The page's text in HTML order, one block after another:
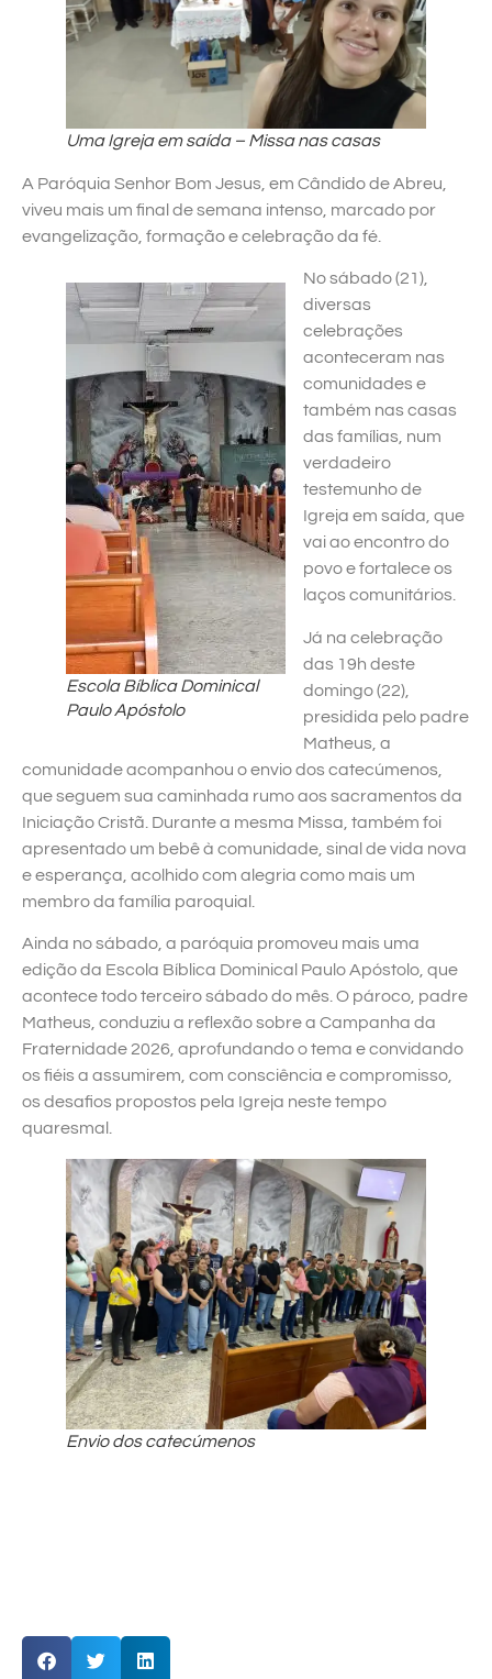
Uma Igreja em saída – Missa nas casas
A Paróquia Senhor Bom Jesus, em Cândido de Abreu,
viveu mais um final de semana intenso, marcado por
evangelização, formação e celebração da fé.
Escola Bíblica Dominical
Paulo Apóstolo
No sábado (21),
diversas
celebrações
aconteceram nas
comunidades e
também nas casas
das famílias, num
verdadeiro
testemunho de
Igreja em saída, que
vai ao encontro do
povo e fortalece os
laços comunitários.
Já na celebração
das 19h deste
domingo (22),
presidida pelo padre
Matheus, a
comunidade acompanhou o envio dos catecúmenos,
que seguem sua caminhada rumo aos sacramentos da
Iniciação Cristã. Durante a mesma Missa, também foi
apresentado um bebê à comunidade, sinal de vida nova
e esperança, acolhido com alegria como mais um
membro da família paroquial.
Ainda no sábado, a paróquia promoveu mais uma
edição da Escola Bíblica Dominical Paulo Apóstolo, que
acontece todo terceiro sábado do mês. O pároco, padre
Matheus, conduziu a reflexão sobre a Campanha da
Fraternidade 2026, aprofundando o tema e convidando
os fiéis a assumirem, com consciência e compromisso,
os desafios propostos pela Igreja neste tempo
quaresmal.
Envio dos catecúmenos